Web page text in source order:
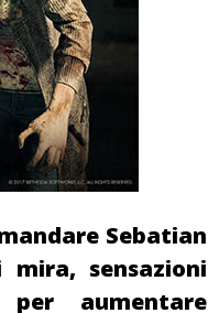
Sebatian
sensazioni
per aumentare